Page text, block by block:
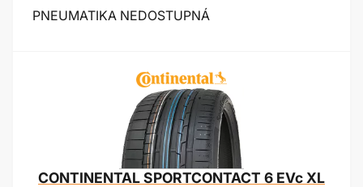
PNEUMATIKA NEDOSTUPNÁ
CONTINENTALSPORTCONTACT 6 EVc XL